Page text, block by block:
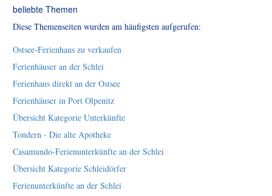
beliebte Themen
Diese Themenseiten wurden am häufigsten aufgerufen:
Ostsee-Ferienhaus zu verkaufen
Ferienhäuser an der Schlei
Ferienhaus direkt an der Ostsee
Ferienhäuser in Port Olpenitz
Übersicht Kategorie Unterkünfte
Tondern - Die alte Apotheke
Casamundo-Ferienunterkünfte an der Schlei
Übersicht Kategorie Schleidörfer
Ferienunterkünfte an der Schlei